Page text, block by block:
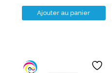
de
CA_045HM
Ajouter au panier